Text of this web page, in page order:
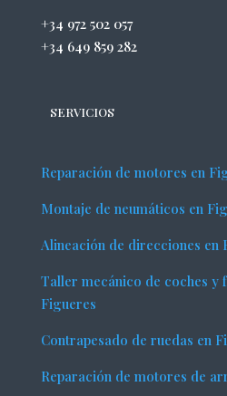
+34 972 502 057
+34 649 859 282
SERVICIOS
Reparación de motores en
Montaje de neumáticos en
Alineación de direcciones en
Taller mecánico de coches y
Figueres
Contrapesado de ruedas en
Reparación de motores de